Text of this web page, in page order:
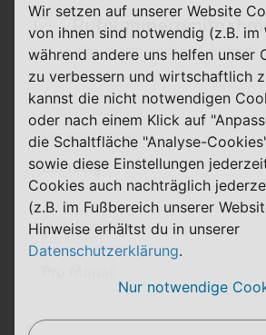
Von einem anderen
Anschlusspreis
Versandkosten
Einmalig
Grundgebühr
pro Monat
Wir setzen auf unserer Website
von ihnen sind notwendig (z.B. im
während andere uns helfen unser
zu verbessern und wirtschaftlich
kannst die nicht notwendigen
oder nach einem Klick auf
die Schaltfläche "Analyse-
sowie diese Einstellungen
Cookies auch nachträglich
(z.B. im Fußbereich unserer
Hinweise erhältst du in unserer
Datenschutzerklärung.
Nur notwendige